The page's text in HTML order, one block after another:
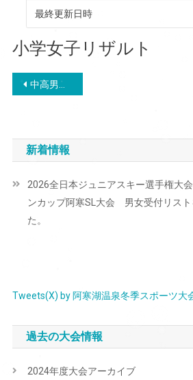
最終更新日時
小学女子リザルト
投
ナ
ビ
ゲ
ー
ン
中高男子リザルト
新着情報
2026全日本ジュニアスキー選手権大
ンカップ阿寒SL大会 男女受付リスト
た。
Tweets(X) by 阿寒湖温泉冬季スポーツ大
過去の大会情報
2024年度大会アーカイブ